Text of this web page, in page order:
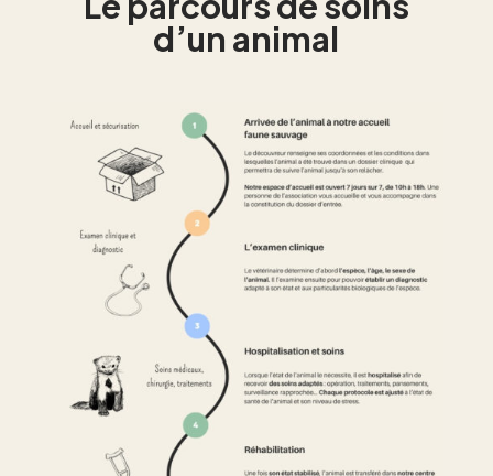
d’un animal